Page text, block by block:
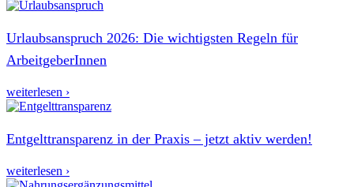
Urlaubsanspruch 2026: Die wichtigsten Regeln für
ArbeitgeberInnen
weiterlesen ›
Entgelttransparenz in der Praxis – jetzt aktiv werden!
weiterlesen ›